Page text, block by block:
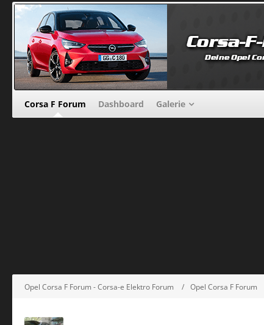
Corsa F Forum Dashboard Galerie
Opel Corsa F Forum - Corsa-e Elektro Forum Opel Corsa F Forum